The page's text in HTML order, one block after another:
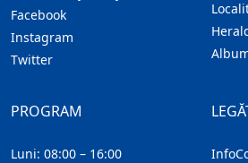
Facebook
Instagram
Twitter
PROGRAM
Luni: 08:00 – 16:00